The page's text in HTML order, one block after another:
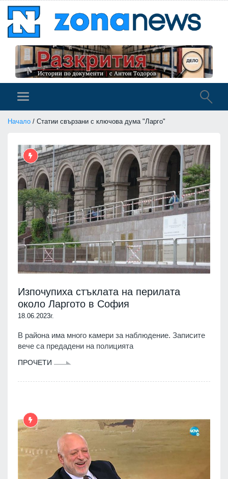
Начало / Статии свързани с ключова дума "Ларго"
Изпочупиха стъклата на перилата
около Ларгото в София
18.06.2023г.
В района има много камери за наблюдение. Записите
вече са предадени на полицията
ПРОЧЕТИ